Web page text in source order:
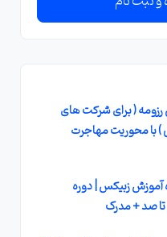
( برای شرکت های
) با محوریت مهاجرت
آموزش زبیکس | دوره